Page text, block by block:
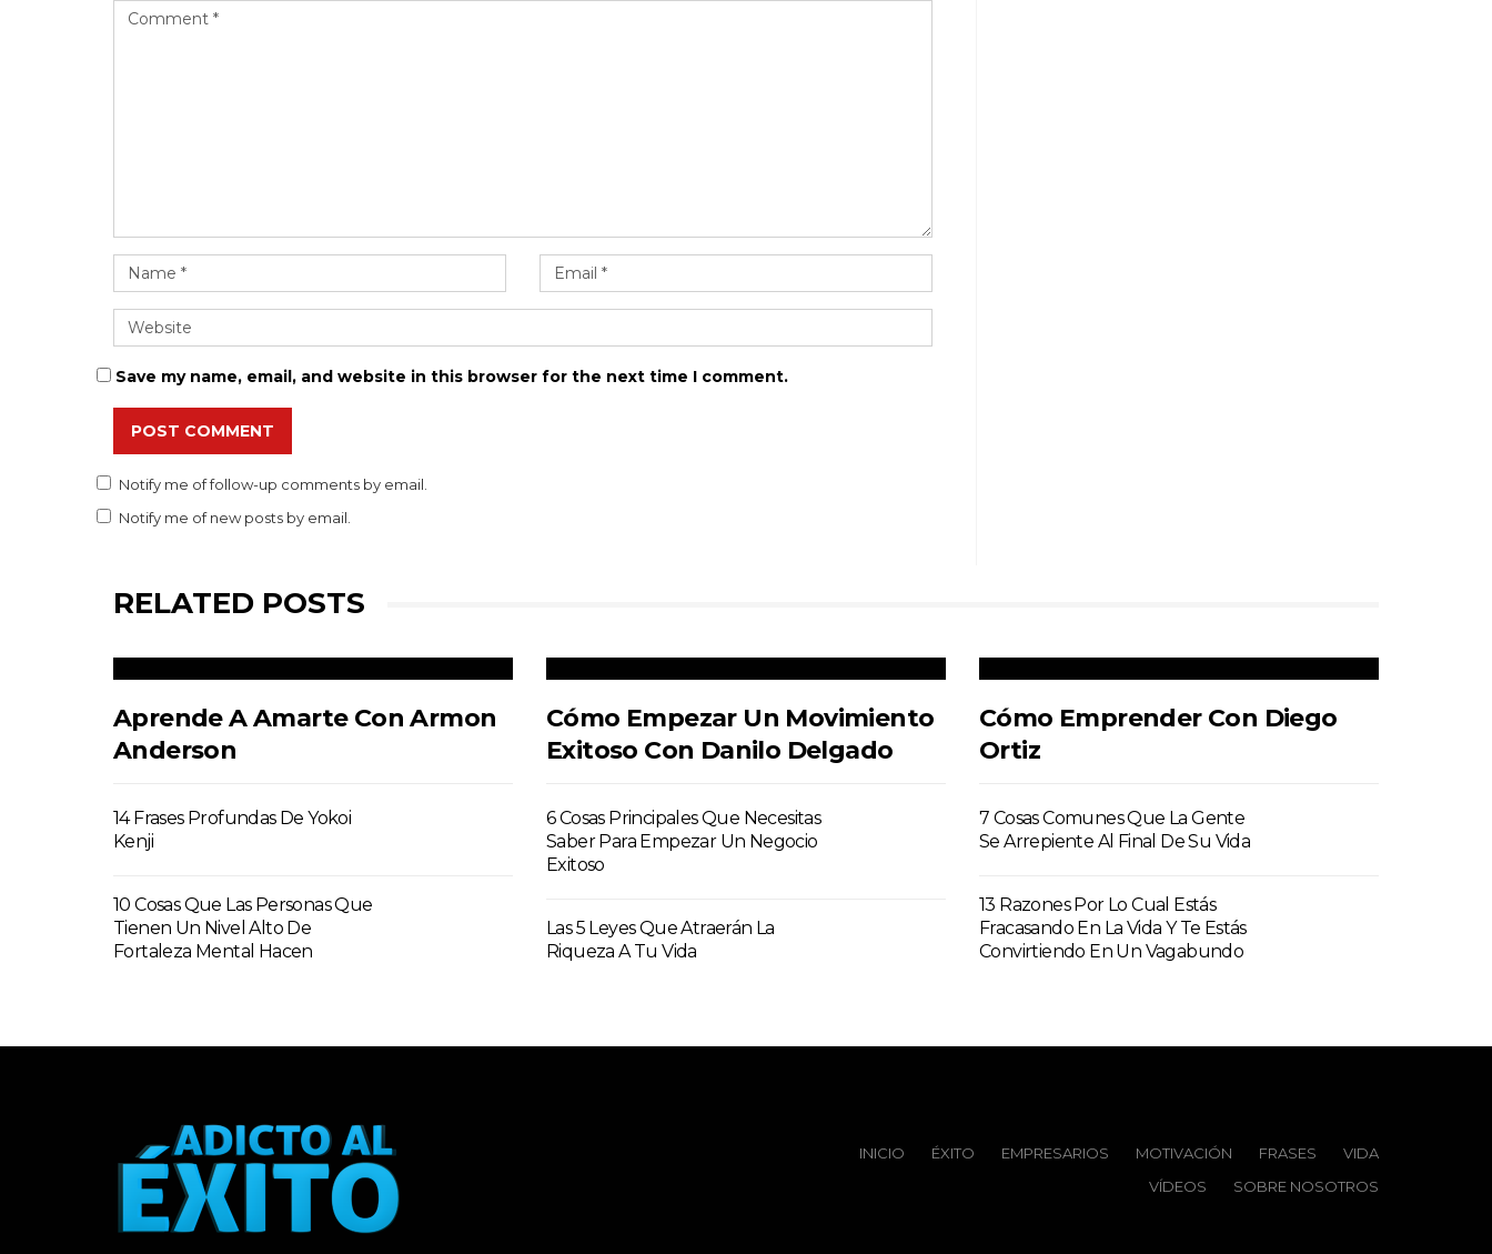
Save my name, email, and website in this browser for the next time I comment.
POST COMMENT
Notify me of follow-up comments by email.
Notify me of new posts by email.
RELATED POSTS
Aprende A Amarte Con Armon
Anderson
14 Frases Profundas De Yokoi
Kenji
10 Cosas Que Las Personas Que
Tienen Un Nivel Alto De
Fortaleza Mental Hacen
Cómo Empezar Un Movimiento
Exitoso Con Danilo Delgado
6 Cosas Principales Que Necesitas
Saber Para Empezar Un Negocio
Exitoso
Las 5 Leyes Que Atraerán La
Riqueza A Tu Vida
Cómo Emprender Con Diego
Ortiz
7 Cosas Comunes Que La Gente
Se Arrepiente Al Final De Su Vida
13 Razones Por Lo Cual Estás
Fracasando En La Vida Y Te Estás
Convirtiendo En Un Vagabundo
INICIO ÉXITO‬ EMPRESARIOS MOTIVACIÓN FRASES
VIDA
VÍDEOS
SOBRE NOSOTROS